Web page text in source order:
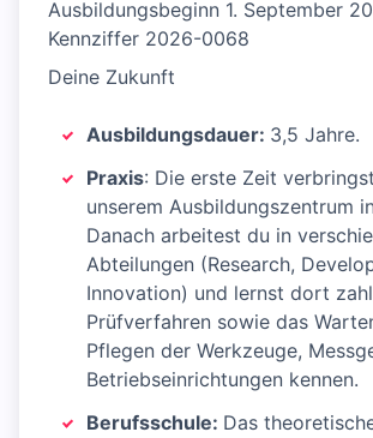
Ausbildungsbeginn 1. September
Kennziffer 2026-0068
Deine Zukunft
Ausbildungsdauer: 3,5 Jahre.
Praxis: Die erste Zeit
unserem Ausbildungszentrum
Danach arbeitest du in
Abteilungen (Research,
Innovation) und lernst dort
Prüfverfahren sowie das
Pflegen der Werkzeuge,
Betriebseinrichtungen kennen.
Berufsschule: Das